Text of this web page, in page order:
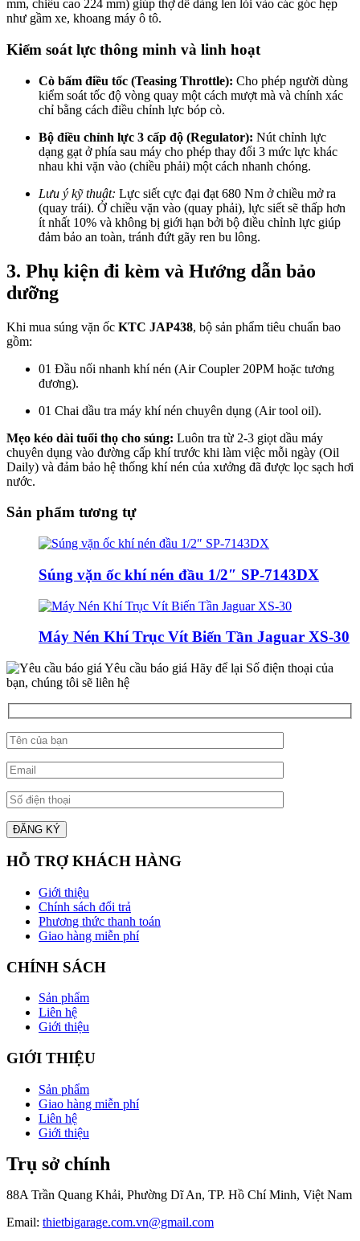
mm, chiều cao 224 mm) giúp thợ dễ dàng len lỏi vào các góc hẹp
như gầm xe, khoang máy ô tô.
Kiểm soát lực thông minh và linh hoạt
Cò bấm điều tốc (Teasing Throttle): Cho phép người dùng
kiểm soát tốc độ vòng quay một cách mượt mà và chính xác
chỉ bằng cách điều chỉnh lực bóp cò.
Bộ điều chỉnh lực 3 cấp độ (Regulator): Nút chỉnh lực
dạng gạt ở phía sau máy cho phép thay đổi 3 mức lực khác
nhau khi vặn vào (chiều phải) một cách nhanh chóng.
Lưu ý kỹ thuật: Lực siết cực đại đạt 680 Nm ở chiều mở ra
(quay trái). Ở chiều vặn vào (quay phải), lực siết sẽ thấp hơn
ít nhất 10% và không bị giới hạn bởi bộ điều chỉnh lực giúp
đảm bảo an toàn, tránh đứt gãy ren bu lông.
3. Phụ kiện đi kèm và Hướng dẫn bảo
dưỡng
Khi mua súng vặn ốc KTC JAP438, bộ sản phẩm tiêu chuẩn bao
gồm:
01 Đầu nối nhanh khí nén (Air Coupler 20PM hoặc tương
đương).
01 Chai dầu tra máy khí nén chuyên dụng (Air tool oil).
Mẹo kéo dài tuổi thọ cho súng: Luôn tra từ 2-3 giọt dầu máy
chuyên dụng vào đường cấp khí trước khi làm việc mỗi ngày (Oil
Daily) và đảm bảo hệ thống khí nén của xưởng đã được lọc sạch hơi
nước.
Sản phẩm tương tự
Súng vặn ốc khí nén đầu 1/2″ SP-7143DX
Máy Nén Khí Trục Vít Biến Tần Jaguar XS-30
Yêu cầu báo giá Hãy để lại Số điện thoại của
bạn, chúng tôi sẽ liên hệ
HỖ TRỢ KHÁCH HÀNG
Giới thiệu
Chính sách đổi trả
Phương thức thanh toán
Giao hàng miễn phí
CHÍNH SÁCH
Sản phẩm
Liên hệ
Giới thiệu
GIỚI THIỆU
Sản phẩm
Giao hàng miễn phí
Liên hệ
Giới thiệu
Trụ sở chính
88A Trần Quang Khải, Phường Dĩ An, TP. Hồ Chí Minh, Việt Nam
Email: thietbigarage.com.vn@gmail.com